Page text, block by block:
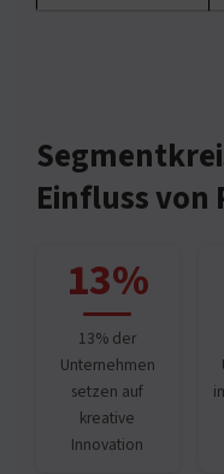
Einfluss von
13%
13% der
Unternehmen
setzen auf
kreative
Innovation